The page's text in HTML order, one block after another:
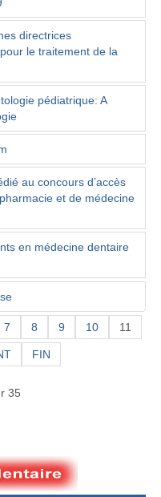
directrices
le traitement de la
pédiatrique: A
au concours d’accès
et de médecine
en médecine dentaire
7 8 9 10 11
FIN
35